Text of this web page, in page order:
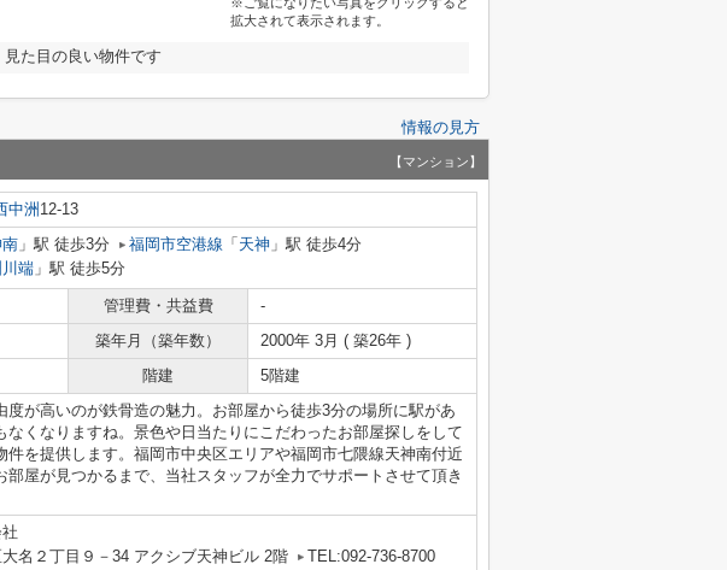
拡大されて表示されます。
見た目の良い物件です
情報の見方
【マンション】
中洲12-13
南 」駅 徒歩3分 福岡市空港線 「 天神 」駅 徒歩4分
端 」駅 徒歩5分
管理費・共益費
-
築年月（築年数）
2000年 3月 ( 築26年 )
階建 5階建
度が高いのが鉄骨造の魅力。お部屋から徒歩3分の場所に駅があ
なくなりますね。景色や日当たりにこだわったお部屋探しをして
件を提供します。福岡市中央区エリアや福岡市七隈線天神南付近
部屋が見つかるまで、当社スタッフが全力でサポートさせて頂き
名２丁目９－34 アクシブ天神ビル 2階
TEL:092-736-8700